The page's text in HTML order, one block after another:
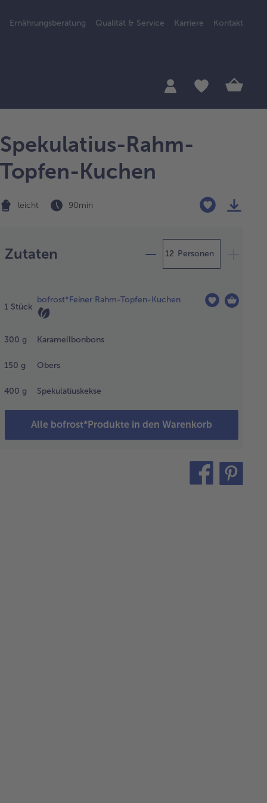
Ernährungsberatung Qualität & Service Karriere Kontakt
Spekulatius-Rahm-
Topfen-Kuchen
leicht 90 min
Zutaten Personen
1 Stück
bofrost*Feiner Rahm-Topfen-Kuchen
300 g Karamellbonbons
150 g Obers
400 g Spekulatiuskekse
Alle bofrost*Produkte in den Warenkorb
9
lassen.
im
(150°C
bei
Die
teilen